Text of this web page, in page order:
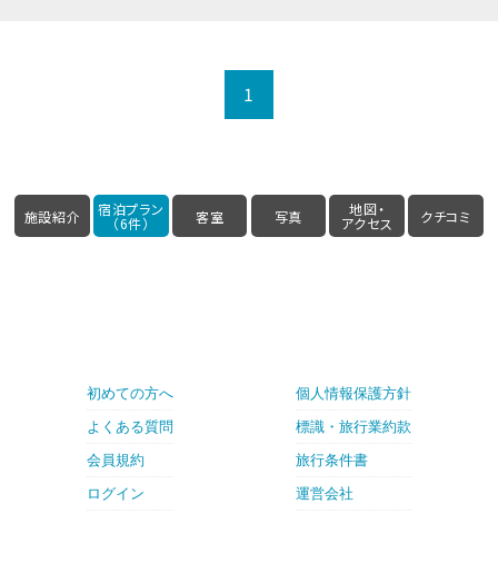
1
施設紹介 宿泊プラン
（6件） 客室 写真 地図・
アクセス クチコミ
初めての方へ
よくある質問
会員規約
ログイン
個人情報保護方針
標識・旅行業約款
旅行条件書
運営会社